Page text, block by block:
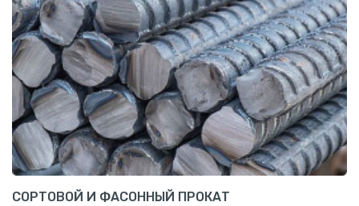
СОРТОВОЙ И ФАСОННЫЙ ПРОКАТ